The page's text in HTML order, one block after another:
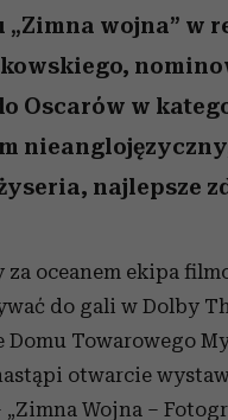
„Zimna wojna” w
Oscarów w
najlepsze
za oceanem ekipa
do gali w Dolby
Towarowego
otwarcie
„Zimna Wojna –